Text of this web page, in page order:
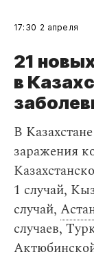
17:30 2 апреля
21
в
В Казахстане
заражения
1 случай,
случай,
случаев,